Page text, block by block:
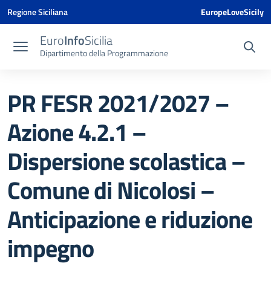
Vai ai contenuti
Vai al menu di navigazione
Vai al footer
Vai al banner delle Cookie Policy
Regione Siciliana EuropeLoveSicily
EuroInfoSicilia
Dipartimento della Programmazione
PR FESR 2021/2027 –
Azione 4.2.1 –
Dispersione scolastica –
Comune di Nicolosi –
Anticipazione e riduzione
impegno